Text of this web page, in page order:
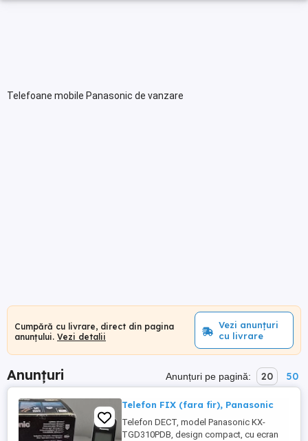
Telefoane mobile Panasonic de vanzare
Cumpără cu livrare, direct din pagina
anunțului. Vezi detalii
Vezi anunțuri
cu livrare
Anunțuri Anunțuri pe pagină: 20 50
Telefon FIX (fara fir), Panasonic
Telefon DECT, model Panasonic KX-
TGD310PDB, design compact, cu ecran